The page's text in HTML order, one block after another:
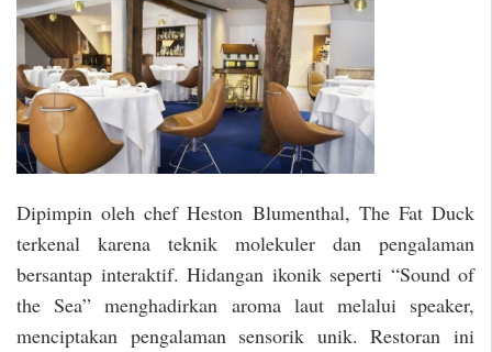
Dipimpin oleh chef Heston Blumenthal, The Fat Duck
terkenal karena teknik molekuler dan pengalaman
bersantap interaktif. Hidangan ikonik seperti “Sound of
the Sea” menghadirkan aroma laut melalui speaker,
menciptakan pengalaman sensorik unik. Restoran ini